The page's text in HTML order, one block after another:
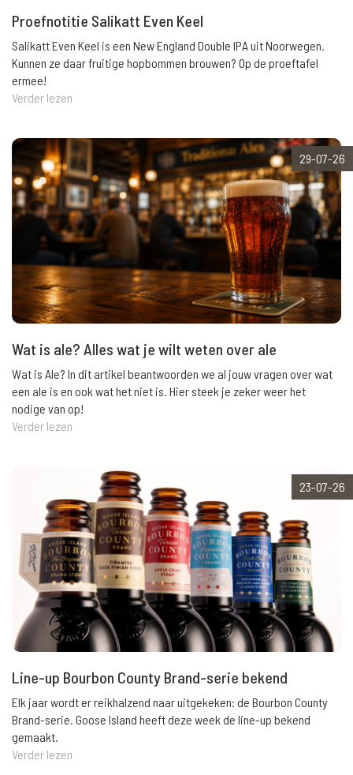
Proefnotitie Salikatt Even Keel
Salikatt Even Keel is een New England Double IPA uit Noorwegen.
Kunnen ze daar fruitige hopbommen brouwen? Op de proeftafel
ermee!
Verder lezen
29-07-26
Wat is ale? Alles wat je wilt weten over ale
Wat is Ale? In dit artikel beantwoorden we al jouw vragen over wat
een ale is en ook wat het niet is. Hier steek je zeker weer het
nodige van op!
Verder lezen
23-07-26
Line-up Bourbon County Brand-serie bekend
Elk jaar wordt er reikhalzend naar uitgekeken: de Bourbon County
Brand-serie. Goose Island heeft deze week de line-up bekend
gemaakt.
Verder lezen